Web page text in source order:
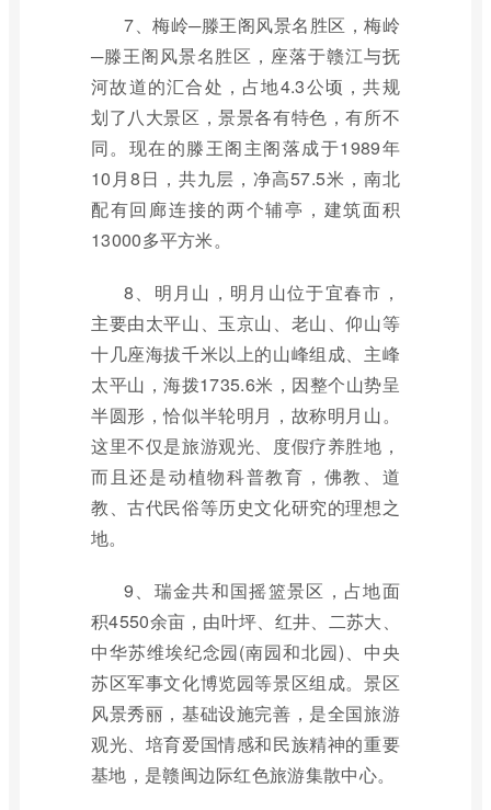
7、梅岭─滕王阁风景名胜区，梅岭
─滕王阁风景名胜区，座落于赣江与抚
河故道的汇合处，占地4.3公顷，共规
划了八大景区，景景各有特色，有所不
同。现在的滕王阁主阁落成于1989年
10月8日，共九层，净高57.5米，南北
配有回廊连接的两个辅亭，建筑面积
13000多平方米。
8、明月山，明月山位于宜春市，
主要由太平山、玉京山、老山、仰山等
十几座海拔千米以上的山峰组成、主峰
太平山，海拨1735.6米，因整个山势呈
半圆形，恰似半轮明月，故称明月山。
这里不仅是旅游观光、度假疗养胜地，
而且还是动植物科普教育，佛教、道
教、古代民俗等历史文化研究的理想之
地。
9、瑞金共和国摇篮景区，占地面
积4550余亩，由叶坪、红井、二苏大、
中华苏维埃纪念园(南园和北园)、中央
苏区军事文化博览园等景区组成。景区
风景秀丽，基础设施完善，是全国旅游
观光、培育爱国情感和民族精神的重要
基地，是赣闽边际红色旅游集散中心。